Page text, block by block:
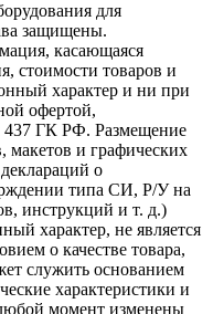
для
защищены.
касающаяся
стоимости товаров и
характер и ни при
офертой,
437 ГК РФ. Размещение
макетов и графических
о
типа СИ, Р/У на
инструкций и т. д.)
характер, не является
о качестве товара,
служить основанием
характеристики и
момент изменены